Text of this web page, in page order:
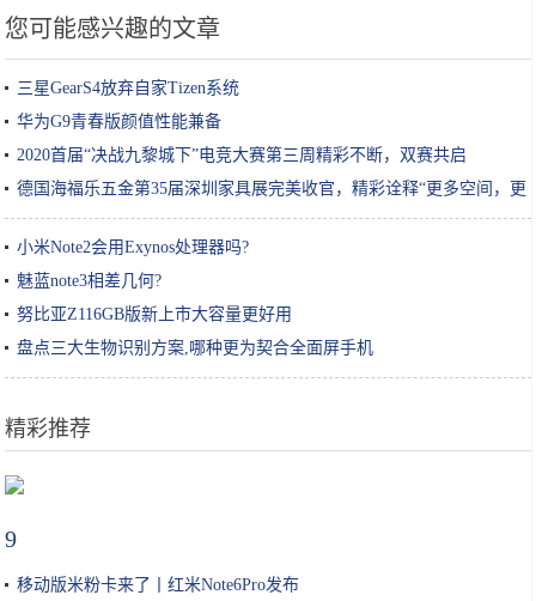
您可能感兴趣的文章
三星GearS4放弃自家Tizen系统
华为G9青春版颜值性能兼备
2020首届“决战九黎城下”电竞大赛第三周精彩不断，双赛共启
德国海福乐五金第35届深圳家具展完美收官，精彩诠释“更多空间，更
多生活”
小米Note2会用Exynos处理器吗?
魅蓝note3相差几何?
努比亚Z116GB版新上市大容量更好用
盘点三大生物识别方案,哪种更为契合全面屏手机
精彩推荐
9
移动版米粉卡来了丨红米Note6Pro发布